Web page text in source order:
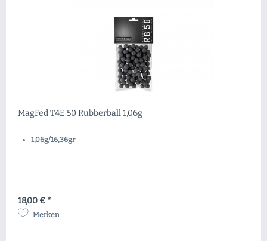
MagFed T4E 50 Rubberball 1,06g
1,06g/16,36gr
18,00 € *
Merken